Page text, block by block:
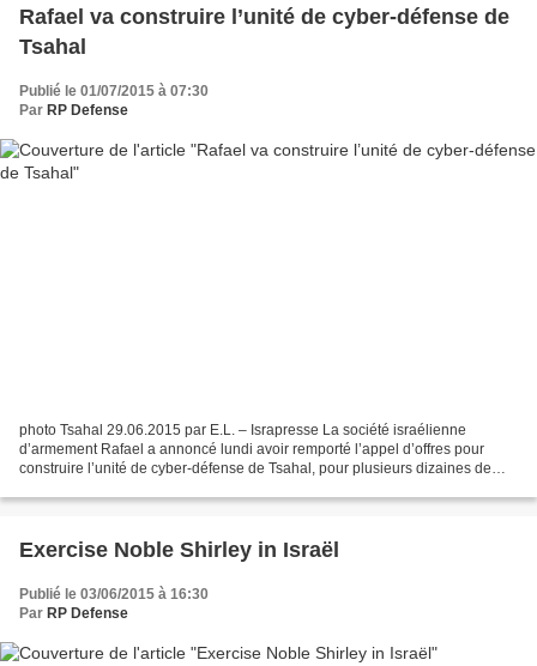
Rafael va construire l’unité de cyber-défense de
Tsahal
Publié le 01/07/2015 à 07:30
Par RP Defense
photo Tsahal 29.06.2015 par E.L. – Israpresse La société israélienne
d’armement Rafael a annoncé lundi avoir remporté l’appel d’offres pour
construire l’unité de cyber-défense de Tsahal, pour plusieurs dizaines de
Exercise Noble Shirley in Israël
Publié le 03/06/2015 à 16:30
Par RP Defense